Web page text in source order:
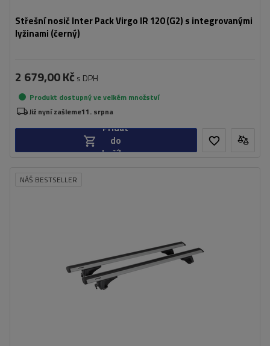
Střešní nosič Inter Pack Virgo IR 120 (G2) s integrovanými
lyžinami (černý)
2 679,00 Kč s DPH
Produkt dostupný ve velkém množství
Již nyní zašleme11. srpna
Přidat
do
košíku
NÁŠ BESTSELLER